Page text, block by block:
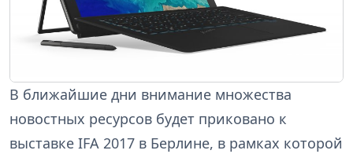
В ближайшие дни внимание множества
новостных ресурсов будет приковано к
выставке IFA 2017 в Берлине, в рамках которой